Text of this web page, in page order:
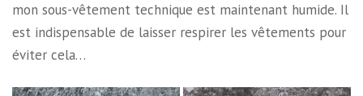
mon sous-vêtement technique est maintenant humide. Il
est indispensable de laisser respirer les vêtements pour
éviter cela…